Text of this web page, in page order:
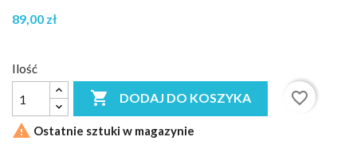
89,00 zł
Ilość
 DODAJ DO KOSZYKA
favorite_border
 Ostatnie sztuki w magazynie